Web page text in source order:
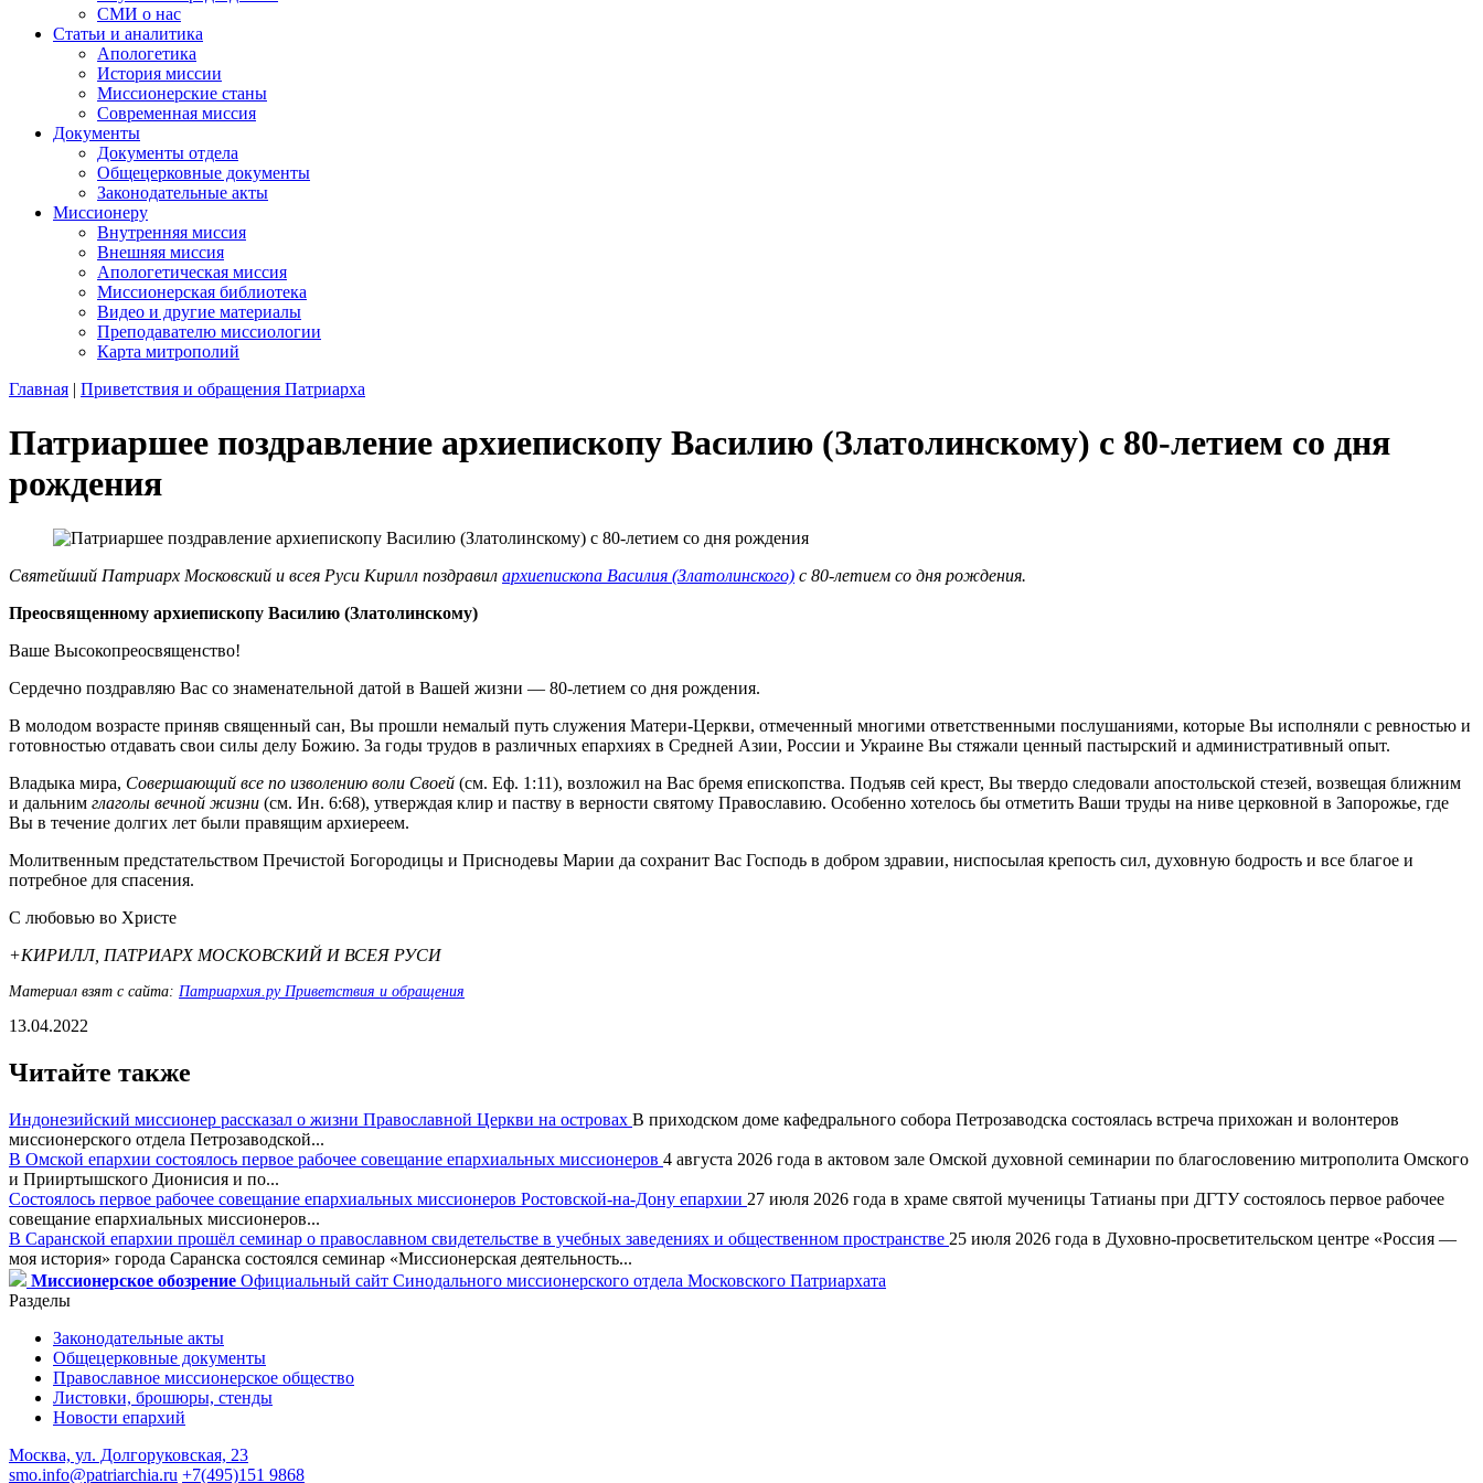
СМИ о нас
Статьи и аналитика
Апологетика
История миссии
Миссионерские станы
Современная миссия
Документы
Документы отдела
Общецерковные документы
Законодательные акты
Миссионеру
Внутренняя миссия
Внешняя миссия
Апологетическая миссия
Миссионерская библиотека
Видео и другие материалы
Преподавателю миссиологии
Карта митрополий
Главная | Приветствия и обращения Патриарха
Патриаршее поздравление архиепископу Василию (Златолинскому) с 80-летием со дня
рождения
Святейший Патриарх Московский и всея Руси Кирилл поздравил архиепископа Василия (Златолинского) с 80-летием со дня рождения.
Преосвященному архиепископу Василию (Златолинскому)
Ваше Высокопреосвященство!
Сердечно поздравляю Вас со знаменательной датой в Вашей жизни — 80-летием со дня рождения.
В молодом возрасте приняв священный сан, Вы прошли немалый путь служения Матери-Церкви, отмеченный многими ответственными послушаниями, которые Вы исполняли с ревностью и
готовностью отдавать свои силы делу Божию. За годы трудов в различных епархиях в Средней Азии, России и Украине Вы стяжали ценный пастырский и административный опыт.
Владыка мира, Совершающий все по изволению воли Своей (см. Еф. 1:11), возложил на Вас бремя епископства. Подъяв сей крест, Вы твердо следовали апостольской стезей, возвещая ближним
и дальним глаголы вечной жизни (см. Ин. 6:68), утверждая клир и паству в верности святому Православию. Особенно хотелось бы отметить Ваши труды на ниве церковной в Запорожье, где
Вы в течение долгих лет были правящим архиереем.
Молитвенным предстательством Пречистой Богородицы и Приснодевы Марии да сохранит Вас Господь в добром здравии, ниспосылая крепость сил, духовную бодрость и все благое и
потребное для спасения.
С любовью во Христе
+КИРИЛЛ, ПАТРИАРХ МОСКОВСКИЙ И ВСЕЯ РУСИ
Материал взят с сайта: Патриархия.ру Приветствия и обращения
13.04.2022
Читайте также
Индонезийский миссионер рассказал о жизни Православной Церкви на островах В приходском доме кафедрального собора Петрозаводска состоялась встреча прихожан и волонтеров
миссионерского отдела Петрозаводской...
В Омской епархии состоялось первое рабочее совещание епархиальных миссионеров 4 августа 2026 года в актовом зале Омской духовной семинарии по благословению митрополита Омского
и Прииртышского Дионисия и по...
Состоялось первое рабочее совещание епархиальных миссионеров Ростовской-на-Дону епархии 27 июля 2026 года в храме святой мученицы Татианы при ДГТУ состоялось первое рабочее
совещание епархиальных миссионеров...
В Саранской епархии прошёл семинар о православном свидетельстве в учебных заведениях и общественном пространстве 25 июля 2026 года в Духовно-просветительском центре «Россия —
моя история» города Саранска состоялся семинар «Миссионерская деятельность...
Миссионерское обозрение Официальный сайт Синодального миссионерского отдела Московского Патриархата
Разделы
Законодательные акты
Общецерковные документы
Православное миссионерское общество
Листовки, брошюры, стенды
Новости епархий
Москва, ул. Долгоруковская, 23
smo.info@patriarchia.ru +7(495)151 9868